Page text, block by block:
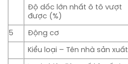
Độ dốc lớn nhất ô tô vượt
được (%)
5 Động cơ
Kiểu loại – Tên nhà sản xuất